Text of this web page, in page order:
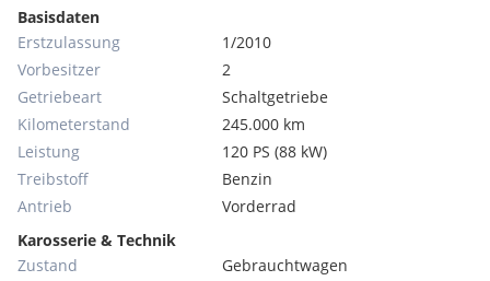
Basisdaten
Erstzulassung
1/2010
Vorbesitzer
2
Getriebeart
Schaltgetriebe
Kilometerstand
245.000 km
Leistung
120 PS (88 kW)
Treibstoff
Benzin
Antrieb
Vorderrad
Karosserie & Technik
Zustand
Gebrauchtwagen